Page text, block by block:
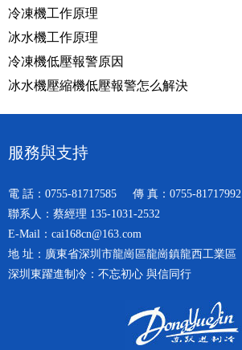
冷凍機工作原理
冰水機工作原理
冷凍機低壓報警原因
冰水機壓縮機低壓報警怎么解決
服務與支持
電 話：0755-81717585 傳 真：0755-81717992
聯系人：蔡經理 135-1031-2532
E-Mail：cai168cn@163.com
地 址：廣東省深圳市龍崗區龍崗鎮龍西工業區
深圳東躍進制冷：不忘初心 與信同行